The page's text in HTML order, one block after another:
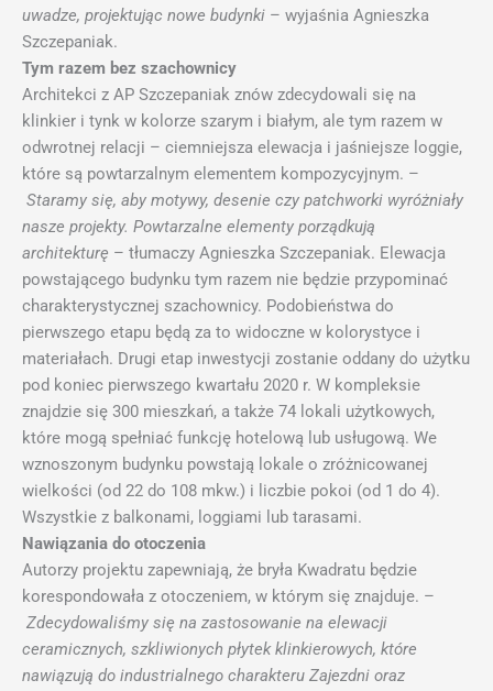
uwadze, projektując nowe budynki – wyjaśnia Agnieszka
Szczepaniak.
Tym razem bez szachownicy
Architekci z AP Szczepaniak znów zdecydowali się na
klinkier i tynk w kolorze szarym i białym, ale tym razem w
odwrotnej relacji – ciemniejsza elewacja i jaśniejsze loggie,
które są powtarzalnym elementem kompozycyjnym. –
Staramy się, aby motywy, desenie czy patchworki wyróżniały
nasze projekty. Powtarzalne elementy porządkują
architekturę – tłumaczy Agnieszka Szczepaniak. Elewacja
powstającego budynku tym razem nie będzie przypominać
charakterystycznej szachownicy. Podobieństwa do
pierwszego etapu będą za to widoczne w kolorystyce i
materiałach. Drugi etap inwestycji zostanie oddany do użytku
pod koniec pierwszego kwartału 2020 r. W kompleksie
znajdzie się 300 mieszkań, a także 74 lokali użytkowych,
które mogą spełniać funkcję hotelową lub usługową. We
wznoszonym budynku powstają lokale o zróżnicowanej
wielkości (od 22 do 108 mkw.) i liczbie pokoi (od 1 do 4).
Wszystkie z balkonami, loggiami lub tarasami.
Nawiązania do otoczenia
Autorzy projektu zapewniają, że bryła Kwadratu będzie
korespondowała z otoczeniem, w którym się znajduje. –
Zdecydowaliśmy się na zastosowanie na elewacji
ceramicznych, szkliwionych płytek klinkierowych, które
nawiązują do industrialnego charakteru Zajezdni oraz